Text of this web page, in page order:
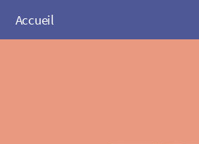
Accueil